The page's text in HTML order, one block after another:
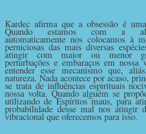
Kardec afirma que a obsessão é
Quando estamos com a
automaticamente nos colocamos à
perniciosas das mais diversas
atingir com maior ou menor
perturbações e embaraços em
entender esse mecanismo que,
natureza. Nada acontece por acaso,
se trata de influências espirituais
nossa volta. Quando alguém se
utilizando de Espíritos maus, para
probabilidade desse mal nos atingir
vibracional que oferecemos para isso.